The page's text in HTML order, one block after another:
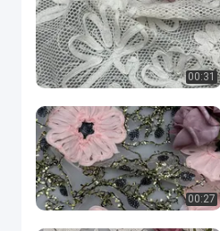
00:31
00:27